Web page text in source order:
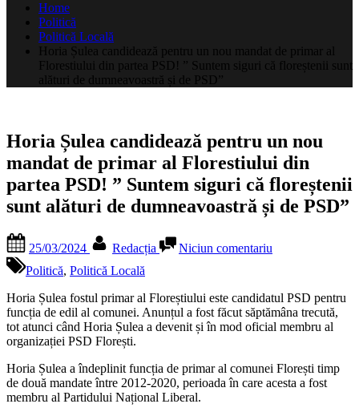
Home
Politică
Politică Locală
Horia Șulea candidează pentru un nou mandat de primar al
Florestiului din partea PSD! ” Suntem siguri că floreștenii sunt
alături de dumneavoastră și de PSD”
Horia Șulea candidează pentru un nou
mandat de primar al Florestiului din
partea PSD! ” Suntem siguri că floreștenii
sunt alături de dumneavoastră și de PSD”
on
25/03/2024 Redacția Niciun comentariuHoria
pentru
un
nou
primar
al
Politică, Politică Locală
Horia Șulea fostul primar al Floreștiului este candidatul PSD pentru
funcția de edil al comunei. Anunțul a fost făcut săptămâna trecută,
tot atunci când Horia Șulea a devenit și în mod oficial membru al
organizației PSD Florești.
Horia Șulea a îndeplinit funcția de primar al comunei Florești timp
de două mandate între 2012-2020, perioada în care acesta a fost
membru al Partidului Național Liberal.